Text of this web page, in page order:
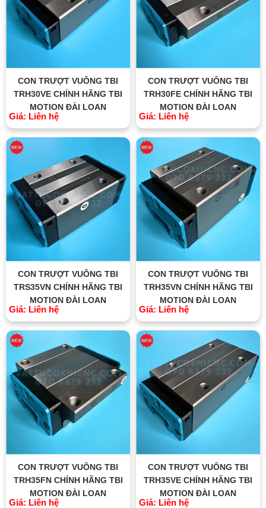
CON TRƯỢT VUÔNG TBI
TRH30VE CHÍNH HÃNG TBI
MOTION ĐÀI LOAN
Giá: Liên hệ
CON TRƯỢT VUÔNG TBI
TRH30FE CHÍNH HÃNG TBI
MOTION ĐÀI LOAN
Giá: Liên hệ
CON TRƯỢT VUÔNG TBI
TRS35VN CHÍNH HÃNG TBI
MOTION ĐÀI LOAN
Giá: Liên hệ
CON TRƯỢT VUÔNG TBI
TRH35VN CHÍNH HÃNG TBI
MOTION ĐÀI LOAN
Giá: Liên hệ
CON TRƯỢT VUÔNG TBI
TRH35FN CHÍNH HÃNG TBI
MOTION ĐÀI LOAN
Giá: Liên hệ
CON TRƯỢT VUÔNG TBI
TRH35VE CHÍNH HÃNG TBI
MOTION ĐÀI LOAN
Giá: Liên hệ